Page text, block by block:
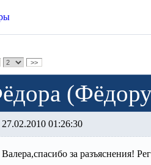
>>
27.02.2010 01:26:30
Валера,спасибо за разъяснения!